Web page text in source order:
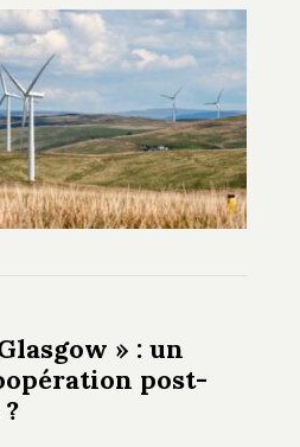
» : un
post-